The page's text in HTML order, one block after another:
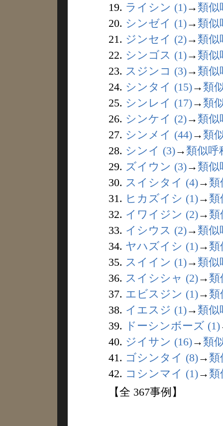
19. ライシン (1)→ 類似
20. シンゼイ (1)→ 類似
21. ジンセイ (2)→ 類似
22. シンゴス (1)→ 類似
23. スジンコ (3)→ 類似
24. シンタイ (15)→ 類
25. シンレイ (17)→ 類
26. シンケイ (2)→ 類似
27. シンメイ (44)→ 類
28. シンイ (3)→ 類似呼
29. ズイウン (3)→ 類似
30. スイシタイ (4)→ 類
31. ヒカズイシ (1)→ 類
32. イワイジン (2)→ 類
33. イシウス (2)→ 類似
34. ヤハズイシ (1)→ 類
35. スイイン (1)→ 類似
36. スイシシャ (2)→ 類
37. エビスジン (1)→ 類
38. イエスジ (1)→ 類似
39.
ドーシンボーズ (1)
40. ジイサン (16)→ 類
41. ゴシンタイ (8)→ 類
42. コシンマイ (1)→ 類
【全 367事例】